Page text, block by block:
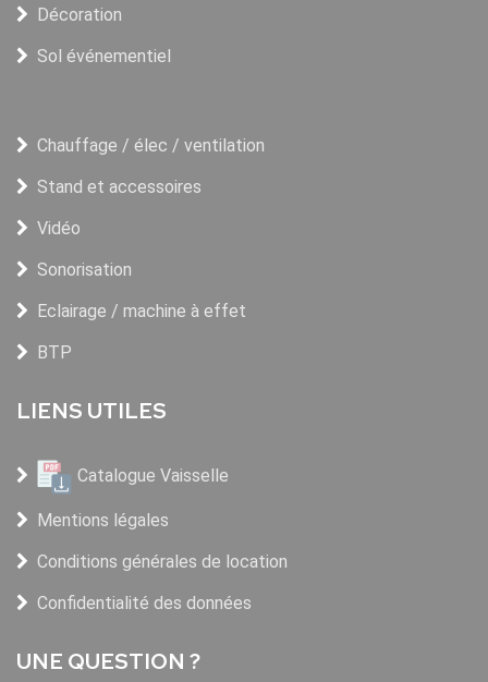
Décoration
Sol événementiel
Chauffage / élec / ventilation
Stand et accessoires
Vidéo
Sonorisation
Eclairage / machine à effet
BTP
LIENS UTILES
Catalogue Vaisselle
Mentions légales
Conditions générales de location
Confidentialité des données
UNE QUESTION ?